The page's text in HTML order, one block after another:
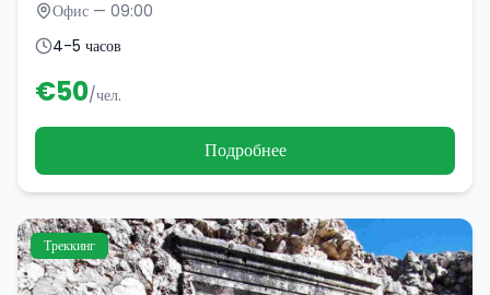
Офис — 09:00
4-5 часов
€50/чел.
Подробнее
Треккинг